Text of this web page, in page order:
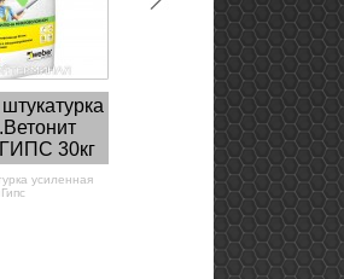
30кг
усиленная